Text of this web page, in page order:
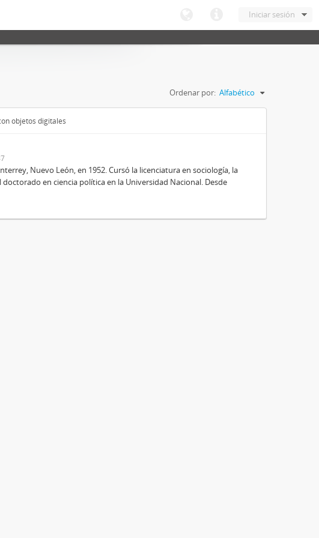
Iniciar sesión
Ordenar por: Alfabético
objetos digitales
Nuevo León, en 1952. Cursó la licenciatura en sociología, la
en ciencia política en la Universidad Nacional. Desde